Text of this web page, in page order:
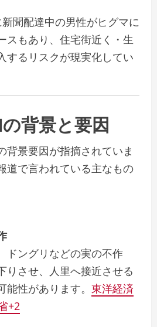
聞配達中の男性がヒグマに
スもあり、住宅街近く・生
するリスクが現実化してい
背景と要因
背景要因が指摘されていま
道で言われている主なもの
ドングリなどの実の不作
りさせ、人里へ接近させる
性があります。 東洋経済
+2